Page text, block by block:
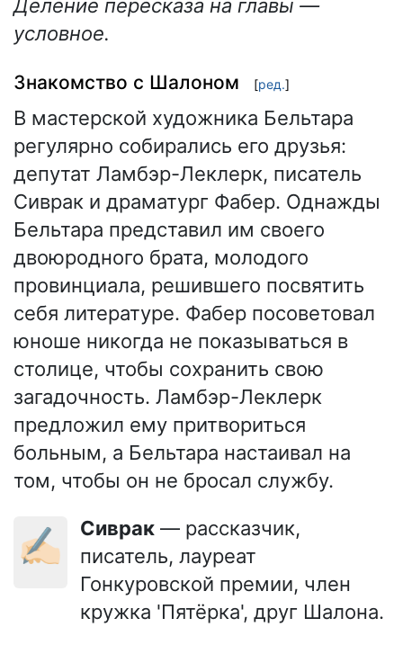
Деление пересказа на главы —
условное.
Знакомство с Шалоном [ред.]
В мастерской художника Бельтара
регулярно собирались его друзья:
депутат Ламбэр-Леклерк, писатель
Сиврак и драматург Фабер. Однажды
Бельтара представил им своего
двоюродного брата, молодого
провинциала, решившего посвятить
себя литературе. Фабер посоветовал
юноше никогда не показываться в
столице, чтобы сохранить свою
загадочность. Ламбэр-Леклерк
предложил ему притвориться
больным, а Бельтара настаивал на
том, чтобы он не бросал службу.
✍🏻 Сиврак — рассказчик,
писатель, лауреат
Гонкуровской премии, член
кружка 'Пятёрка', друг Шалона.